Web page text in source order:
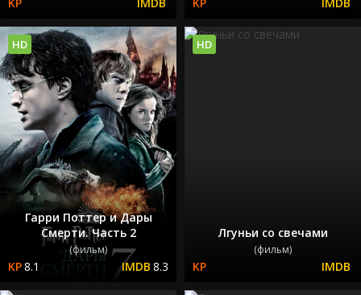
Гарри Поттер и Дары
Смерти. Часть 2
(фильм)
8.1 8.3
HD
Лгуньи со свечами
(фильм)
HD